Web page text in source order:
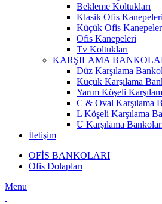
Bekleme Koltukları
Klasik Ofis Kanepeleri
Küçük Ofis
Ofis Kanepeleri
Tv Koltukları
KARŞILAMA
Düz Karşılama
Küçük Karşılama
Yarım Köşeli
C & Oval Karşılama
L Köşeli Karşılama
U Karşılama
İletişim
OFİS BANKOLARI
Ofis Dolapları
Menu